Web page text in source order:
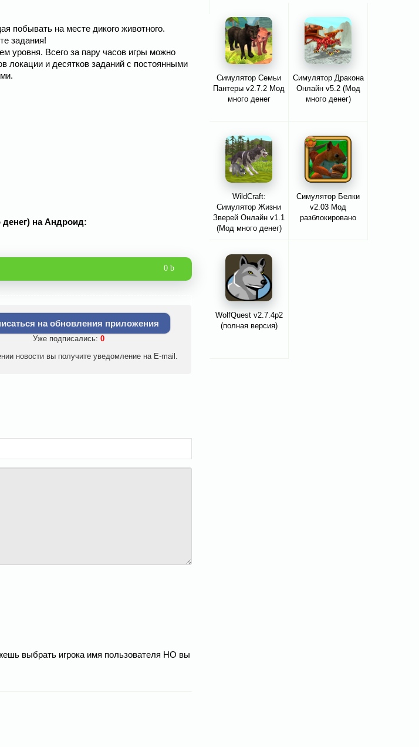
на месте дикого животного.
задания!
уровня. Всего за пару часов игры можно
локации и десятков заданий с постоянными
на Андроид:
0 b
на обновления приложения
Уже подписались: 0
новости вы получите уведомление на E-mail.
выбрать игрока имя пользователя НО вы
Cимулятор Семьи
Пантеры v2.7.2 Мод
много денег
Симулятор Дракона
Онлайн v5.2 (Мод
много денег)
WildCraft:
Симулятор Жизни
Зверей Онлайн v1.1
(Мод много денег)
Симулятор Белки
v2.03 Мод
разблокировано
WolfQuest v2.7.4p2
(полная версия)